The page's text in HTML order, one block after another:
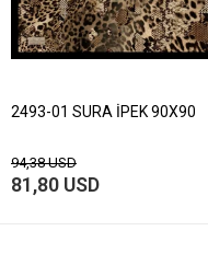
2493-01 SURA İPEK 90X90
94,38 USD
81,80 USD